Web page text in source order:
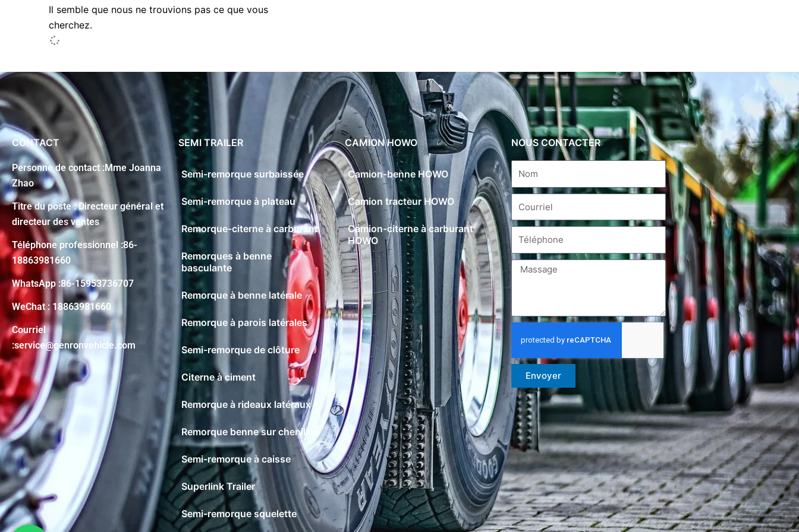
Il semble que nous ne trouvions pas ce que vous
cherchez.
CONTACT
Personne de contact :Mme Joanna
Zhao
Titre du poste : Directeur général et
directeur des ventes
Téléphone professionnel :86-
18863981660
WhatsApp :86-15953736707
WeChat : 18863981660
Courriel
:service@genronvehicle.com
SEMI TRAILER
Semi-remorque surbaissée
Semi-remorque à plateau
Remorque-citerne à carburant
Remorques à benne
basculante
Remorque à benne latérale
Remorque à parois latérales
Semi-remorque de clôture
Citerne à ciment
Remorque à rideaux latéraux
Remorque benne sur chenilles
Semi-remorque à caisse
Superlink Trailer
Semi-remorque squelette
CAMION HOWO
Camion-benne HOWO
Camion tracteur HOWO
Camion-citerne à carburant
HOWO
NOUS CONTACTER
Envoyer